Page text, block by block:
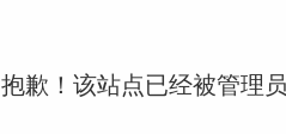
抱歉！该站点已经被管理